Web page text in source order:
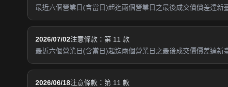
最近六個營業日(含當日)起迄兩個營業日之最後成交價價差達新
2026/07/02注意條款：第 11 款
最近六個營業日(含當日)起迄兩個營業日之最後成交價價差達新
2026/06/18注意條款：第 11 款